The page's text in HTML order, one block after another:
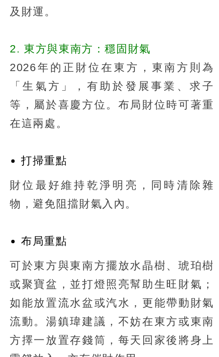
及財運。
2. 東方與東南方：穩固財氣
2026年的正財位在東方，東南方則為
「生氣方」，有助於發展事業、求子
等，屬於喜慶方位。布局財位時可著重
在這兩處。
打掃重點
財位最好維持乾淨明亮，同時清除雜
物，避免阻擋財氣入內。
布局重點
可於東方與東南方擺放水晶樹、琥珀樹
或聚寶盆，並打燈照亮幫助生旺財氣；
如能放置流水盆或汽水，更能帶動財氣
流動。湯鎮瑋建議，不妨在東方或東南
方擇一放置存錢筒，每天回家後將身上